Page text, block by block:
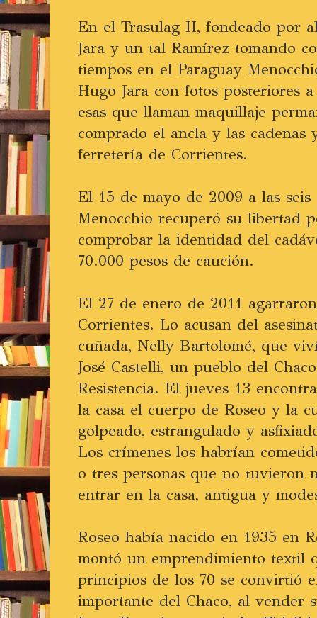
En el Trasulag II, fondeado por
Jara y un tal Ramírez tomando
tiempos en el Paraguay
Hugo Jara con fotos posteriores
esas que llaman maquillaje
comprado el ancla y las cadenas
ferretería de Corrientes.
El 15 de mayo de 2009 a las
Menocchio recuperó su libertad
comprobar la identidad del
70.000 pesos de caución.
El 27 de enero de 2011
Corrientes. Lo acusan del
cuñada, Nelly Bartolomé, que
José Castelli, un pueblo del
Resistencia. El jueves 13
la casa el cuerpo de Roseo y la
golpeado, estrangulado y
Los crímenes los habrían
o tres personas que no tuvieron
entrar en la casa, antigua y
Roseo había nacido en 1935 en
montó un emprendimiento textil
principios de los 70 se convirtió
importante del Chaco, al vender